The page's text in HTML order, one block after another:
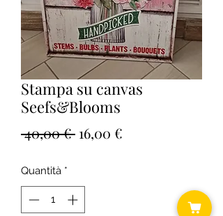
Stampa su canvas
Seefs&Blooms
40,00 € Prezzo
16,00 €
Quantità *